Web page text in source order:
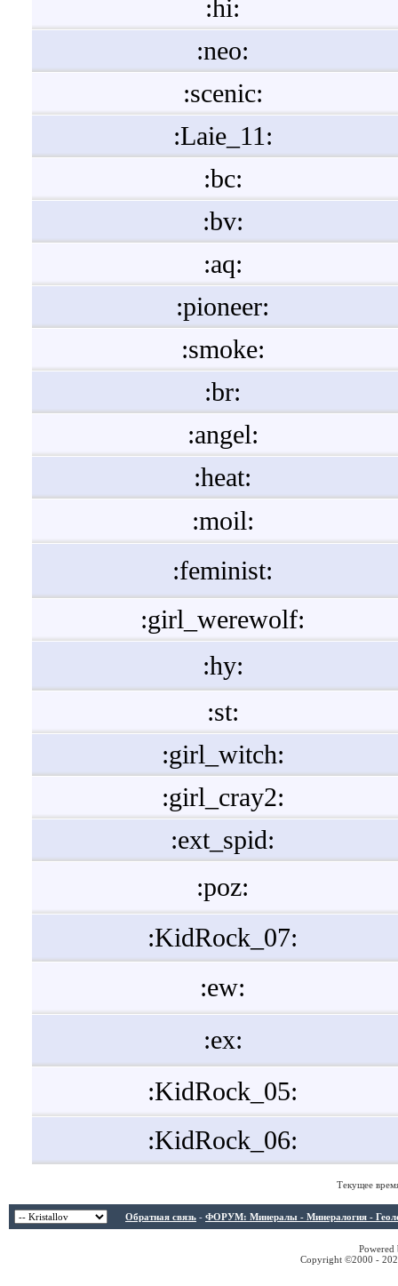
:hi:
:neo:
:scenic:
:Laie_11:
:bc:
:bv:
:aq:
:pioneer:
:smoke:
:br:
:angel:
:heat:
:moil:
:feminist:
:girl_werewolf:
:hy:
:st:
:girl_witch:
:girl_cray2:
:ext_spid:
:poz:
:KidRock_07:
:ew:
:ex:
:KidRock_05:
:KidRock_06:
Текущее
Обратная связь - ФОРУМ: Минералы - Минералогия -
Copyright ©2000 -